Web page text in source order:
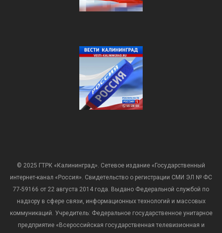
© 2025 ГТРК «Калининград». Сетевое издание «Государственный
интернет-канал «Россия». Свидетельство о регистрации СМИ ЭЛ № ФС
77-59166 от 22 августа 2014 года. Выдано Федеральной службой по
надзору в сфере связи, информационных технологий и массовых
коммуникаций. Учредитель: Федеральное государственное унитарное
предприятие «Всероссийская государственная телевизионная и